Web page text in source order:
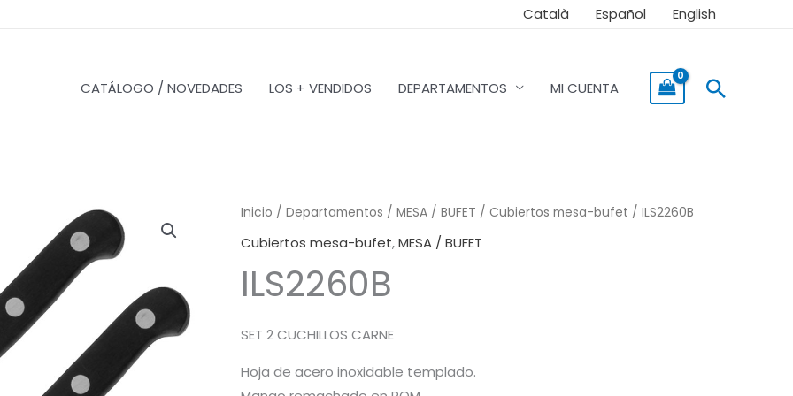
Català Español English
CATÁLOGO / NOVEDADES LOS + VENDIDOS DEPARTAMENTOS MI CUENTA Buscar
Inicio / Departamentos / MESA / BUFET / Cubiertos mesa-bufet / ILS2260B
Cubiertos mesa-bufet,MESA / BUFET
ILS2260B
SET 2 CUCHILLOS CARNE
Hoja de acero inoxidable templado.